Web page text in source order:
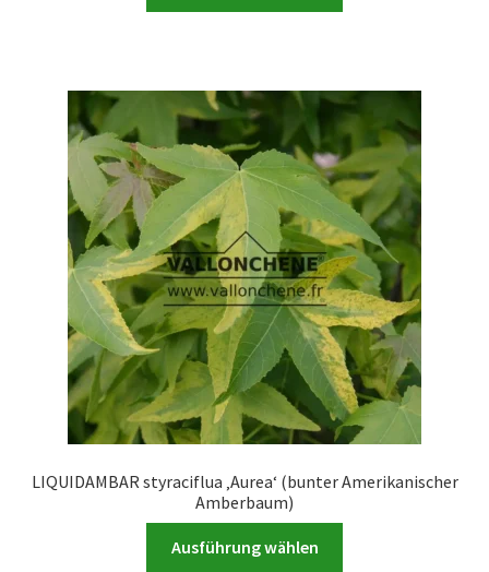
129,90 €
auf.
Die
Optionen
können
auf
der
Produktseite
gewählt
werden
LIQUIDAMBAR styraciflua ‚Aurea‘ (bunter Amerikanischer
Amberbaum)
Ausführung wählen